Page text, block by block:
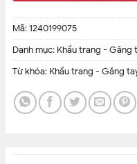
Mã:1240199075
Danh mục: Khẩu trang - Găng
Từ khóa: Khẩu trang - Găng